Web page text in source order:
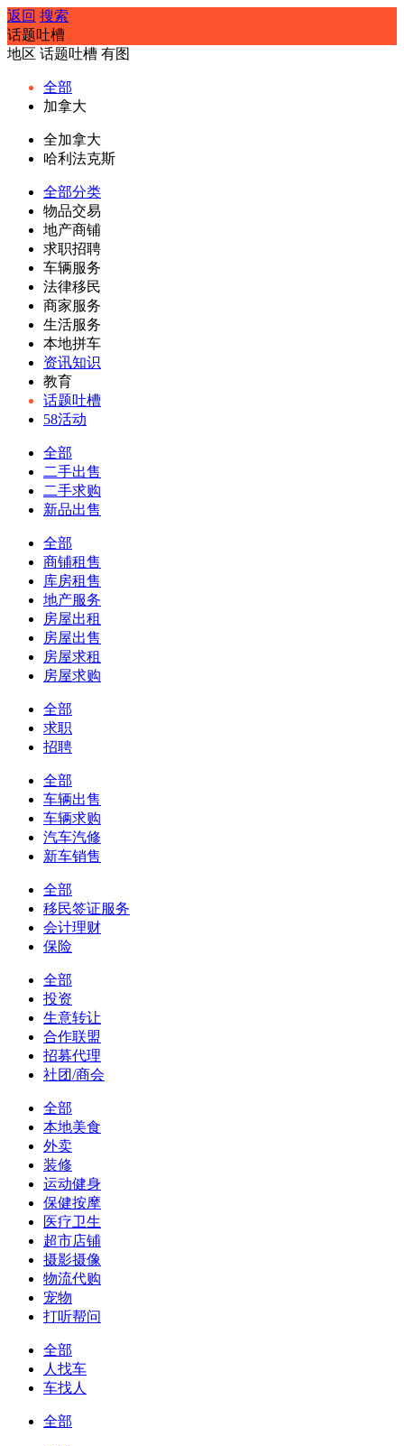
返回 搜索
话题吐槽
地区 话题吐槽 有图
全部
加拿大
全加拿大
哈利法克斯
全部分类
物品交易
地产商铺
求职招聘
车辆服务
法律移民
商家服务
生活服务
本地拼车
资讯知识
教育
话题吐槽
58活动
全部
二手出售
二手求购
新品出售
全部
商铺租售
库房租售
地产服务
房屋出租
房屋出售
房屋求租
房屋求购
全部
求职
招聘
全部
车辆出售
车辆求购
汽车汽修
新车销售
全部
移民签证服务
会计理财
保险
全部
投资
生意转让
合作联盟
招募代理
社团/商会
全部
本地美食
外卖
装修
运动健身
保健按摩
医疗卫生
超市店铺
摄影摄像
物流代购
宠物
打听帮问
全部
人找车
车找人
全部